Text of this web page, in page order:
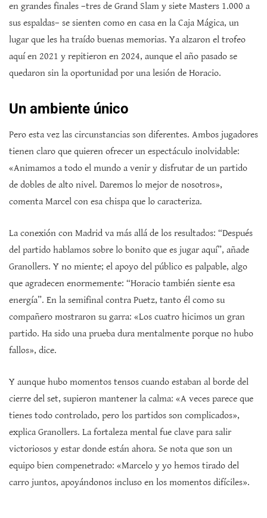
en grandes finales –tres de Grand Slam y siete Masters 1.000 a
sus espaldas– se sienten como en casa en la Caja Mágica, un
lugar que les ha traído buenas memorias. Ya alzaron el trofeo
aquí en 2021 y repitieron en 2024, aunque el año pasado se
quedaron sin la oportunidad por una lesión de Horacio.
Un ambiente único
Pero esta vez las circunstancias son diferentes. Ambos jugadores
tienen claro que quieren ofrecer un espectáculo inolvidable:
«Animamos a todo el mundo a venir y disfrutar de un partido
de dobles de alto nivel. Daremos lo mejor de nosotros»,
comenta Marcel con esa chispa que lo caracteriza.
La conexión con Madrid va más allá de los resultados: “Después
del partido hablamos sobre lo bonito que es jugar aquí”, añade
Granollers. Y no miente; el apoyo del público es palpable, algo
que agradecen enormemente: “Horacio también siente esa
energía”. En la semifinal contra Puetz, tanto él como su
compañero mostraron su garra: «Los cuatro hicimos un gran
partido. Ha sido una prueba dura mentalmente porque no hubo
fallos», dice.
Y aunque hubo momentos tensos cuando estaban al borde del
cierre del set, supieron mantener la calma: «A veces parece que
tienes todo controlado, pero los partidos son complicados»,
explica Granollers. La fortaleza mental fue clave para salir
victoriosos y estar donde están ahora. Se nota que son un
equipo bien compenetrado: «Marcelo y yo hemos tirado del
carro juntos, apoyándonos incluso en los momentos difíciles».